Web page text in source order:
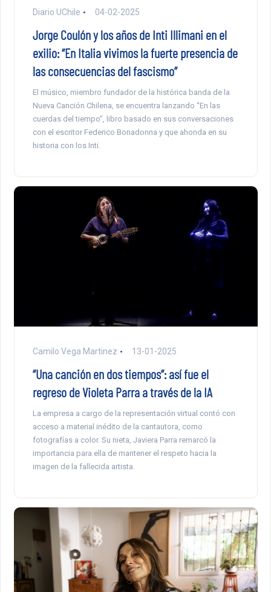
Diario UChile 04-02-2025
Jorge Coulón y los años de Inti Illimani en el
exilio: “En Italia vivimos la fuerte presencia de
las consecuencias del fascismo”
El músico, miembro fundador de la histórica banda de la
Nueva Canción Chilena, se encuentra lanzando “En las
cuerdas del tiempo”, libro basado en sus conversaciones
con el escritor Federico Bonadonna y que ahonda en su
historia con los Inti.
Camilo Vega Martinez 13-01-2025
“Una canción en dos tiempos”: así fue el
regreso de Violeta Parra a través de la IA
La empresa a cargo de la representación virtual contó con
acceso a material inédito de la cantautora, como
fotografías a color. Su nieta, Javiera Parra remarcó la
importancia para ella de mantener el respeto hacia la
imagen de la fallecida artista.